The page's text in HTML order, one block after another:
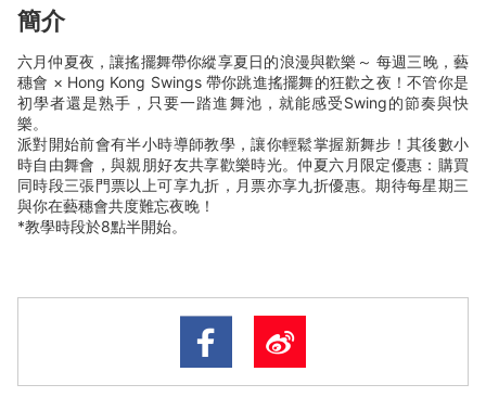
簡介
六月仲夏夜，讓搖擺舞帶你縱享夏日的浪漫與歡樂～ 每週三晚，藝
穗會 × Hong Kong Swings 帶你跳進搖擺舞的狂歡之夜！不管你是
初學者還是熟手，只要一踏進舞池，就能感受Swing的節奏與快
樂。
派對開始前會有半小時導師教學，讓你輕鬆掌握新舞步！其後數小
時自由舞會，與親朋好友共享歡樂時光。仲夏六月限定優惠：購買
同時段三張門票以上可享九折，月票亦享九折優惠。期待每星期三
與你在藝穗會共度難忘夜晚！
*教學時段於8點半開始。